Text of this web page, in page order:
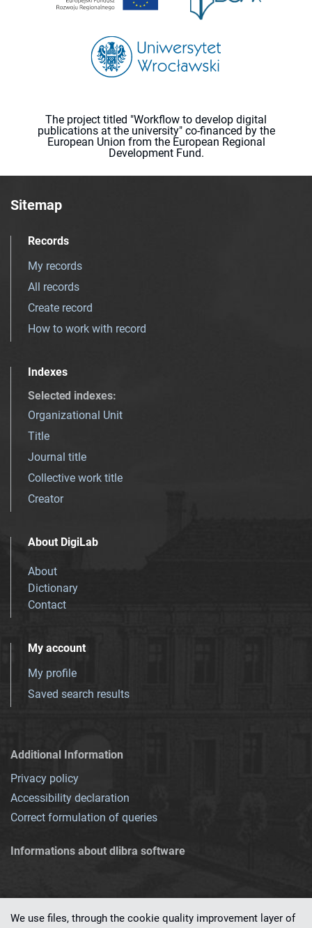
The project titled "Workflow to develop digital
publications at the university" co-financed by the
European Union from the European Regional
Development Fund.
Sitemap
Records
My records
All records
Create record
How to work with record
Indexes
Selected indexes:
Organizational Unit
Title
Journal title
Collective work title
Creator
About DigiLab
About
Dictionary
Contact
My account
My profile
Saved search results
Additional Information
Privacy policy
Accessibility declaration
Correct formulation of queries
Informations about dlibra software
We use files, through the cookie quality improvement layer of